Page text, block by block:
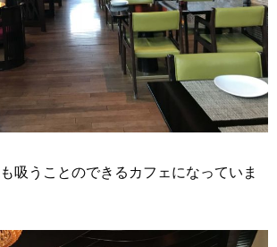
吸うことのできるカフェになっていま